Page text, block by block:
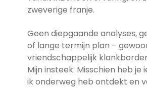
zweverige franje.
Geen diepgaande analyses,
of lange termijn plan –
vriendschappelijk
Mijn insteek: Misschien heb je
ik onderweg heb ontdekt en